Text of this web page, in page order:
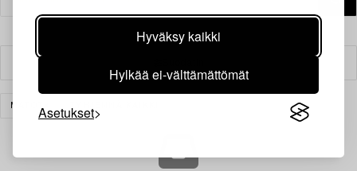
Hyväksy kaikki
Hylkää ei-välttämättömät
Asetukset
MATOT